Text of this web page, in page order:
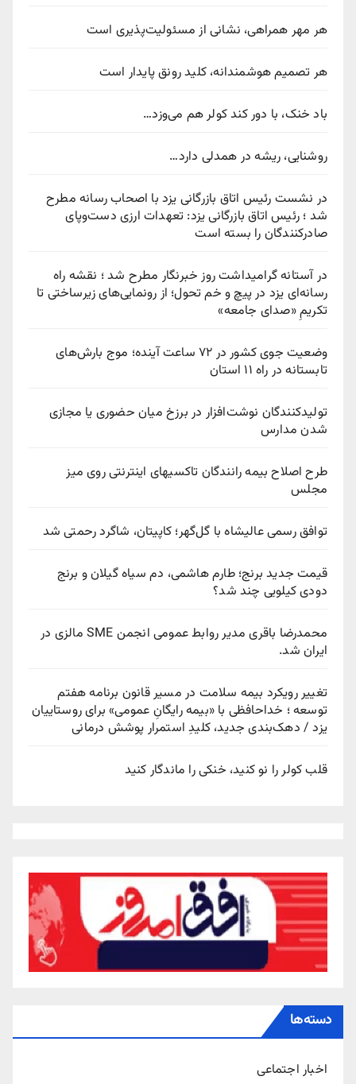
هر مهر همراهی، نشانی از مسئولیت‌پذیری است
هر تصمیم هوشمندانه، کلید رونق پایدار است
باد خنک، با دور کند کولر هم می‌وزد…
روشنایی، ریشه در همدلی دارد…
در نشست رئیس اتاق بازرگانی یزد با اصحاب رسانه مطرح
شد ؛ رئیس اتاق بازرگانی یزد: تعهدات ارزی دست‌وپای
صادرکنندگان را بسته است
در آستانه گرامیداشت روز خبرنگار مطرح شد ؛ نقشه راه
رسانه‌ای یزد در پیچ‌ و خم تحول؛ از رونمایی‌های زیرساختی تا
تکریمِ «صدای جامعه»
وضعیت جوی کشور در ۷۲ ساعت آینده؛ موج بارش‌های
تابستانه در راه ۱۱ استان
تولیدکنندگان نوشت‌افزار در برزخ میان حضوری یا مجازی
شدن مدارس
طرح اصلاح بیمه رانندگان تاکسیهای اینترنتی روی میز
مجلس
توافق رسمی عالیشاه با گل‌گهر؛ کاپیتان، شاگرد رحمتی شد
قیمت جدید برنج؛ طارم هاشمی، دم سیاه گیلان و برنج
دودی کیلویی چند شد؟
محمدرضا باقری مدیر روابط عمومی انجمن SME مالزی در
ایران شد.
تغییر رویکرد بیمه سلامت در مسیر قانون برنامه هفتم
توسعه ؛ خداحافظی با «بیمه رایگانِ عمومی» برای روستاییان
یزد / دهک‌بندی جدید، کلیدِ استمرار پوشش درمانی
قلب کولر را نو کنید، خنکی را ماندگار کنید
دسته‌ها
اخبار اجتماعی